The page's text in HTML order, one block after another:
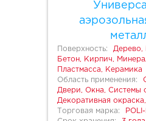
Поверхность:
Дерево,
Бетон, Кирпич,
Пластмасса, Керамика
Область применения:
Двери, Окна, Системы
Декоративная
Торговая марка:
POLI-